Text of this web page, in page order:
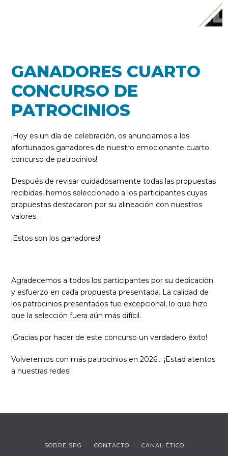
GANADORES CUARTO
CONCURSO DE
PATROCINIOS
¡Hoy es un día de celebración, os anunciamos a los
afortunados ganadores de nuestro emocionante cuarto
concurso de patrocinios!
Después de revisar cuidadosamente todas las propuestas
recibidas, hemos seleccionado a los participantes cuyas
propuestas destacaron por su alineación con nuestros
valores.
¡Estos son los ganadores!
Agradecemos a todos los participantes por su dedicación
y esfuerzo en cada propuesta presentada. La calidad de
los patrocinios presentados fue excepcional, lo que hizo
que la selección fuera aún más difícil.
¡Gracias por hacer de este concurso un verdadero éxito!
Volveremos con más patrocinios en 2026… ¡Estad atentos
a nuestras redes!
SOBRE SPG CONTACTO CANAL ÉTICO